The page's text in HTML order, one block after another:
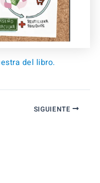
del libro.
SIGUIENTE